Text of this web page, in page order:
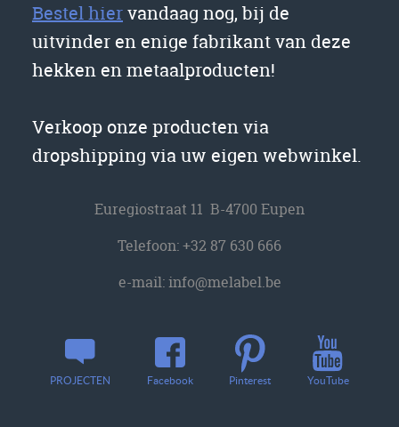
Bestel hiervandaag nog, bij de
uitvinder en enige fabrikant van deze
hekken en metaalproducten!
Verkoop onze producten via
dropshipping via uw eigen webwinkel.
Euregiostraat 11 B-4700 Eupen
Telefoon:+32 87 630 666
e-mail:info@melabel.be
PROJECTEN Facebook Pinterest YouTube